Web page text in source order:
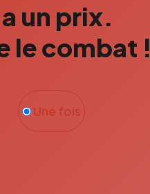
un prix.
le combat !
Une fois